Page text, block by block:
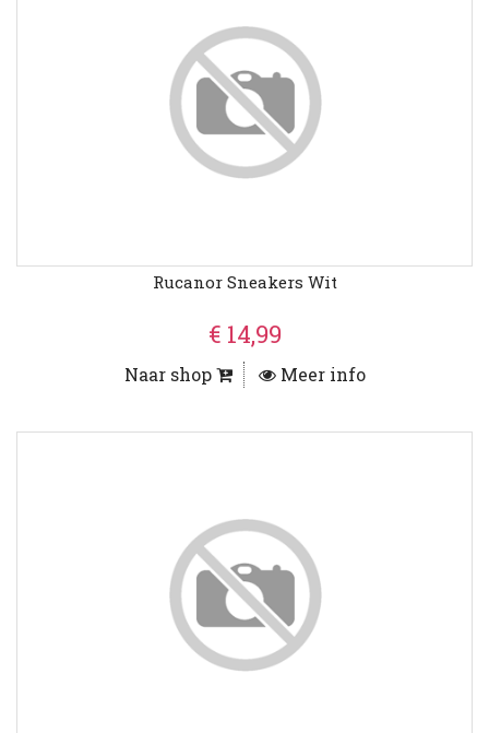
Rucanor Sneakers Wit
€ 14,99
Naar shop Meer info